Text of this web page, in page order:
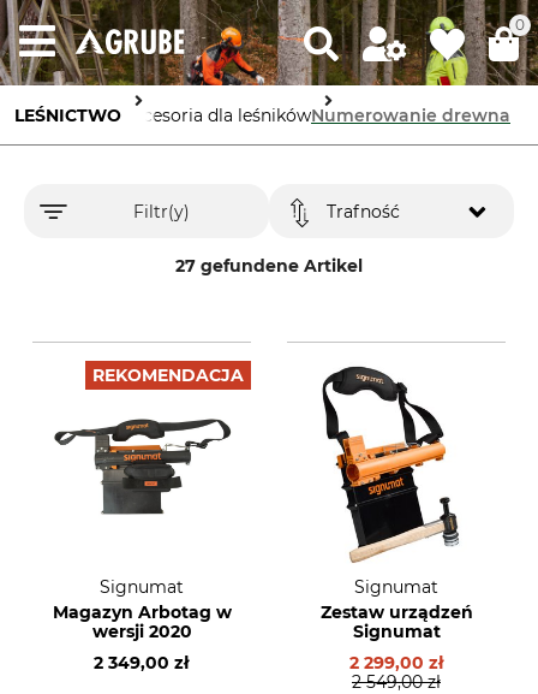
0
LEŚNICTWO Akcesoria dla leśnikówNumerowanie drewna
Filtr(y)
27 gefundene Artikel
Trafność
REKOMENDACJA
Signumat
Magazyn Arbotag w
wersji 2020
2 349,00 zł
Signumat
Zestaw urządzeń
Signumat
2 299,00 zł
2 549,00 zł